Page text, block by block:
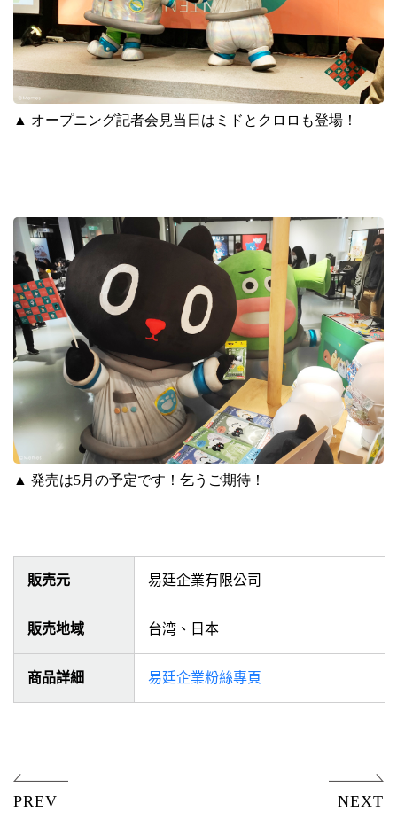
▲ オープニング記者会見当日はミドとクロロも登場！
▲ 発売は5月の予定です！乞うご期待！
販売元 易廷企業有限公司
販売地域 台湾、日本
商品詳細 易廷企業粉絲專頁